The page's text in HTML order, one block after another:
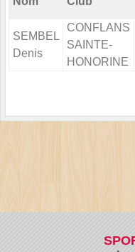
SEMBEL
Denis
CONFLANS
SAINTE-
HONORINE